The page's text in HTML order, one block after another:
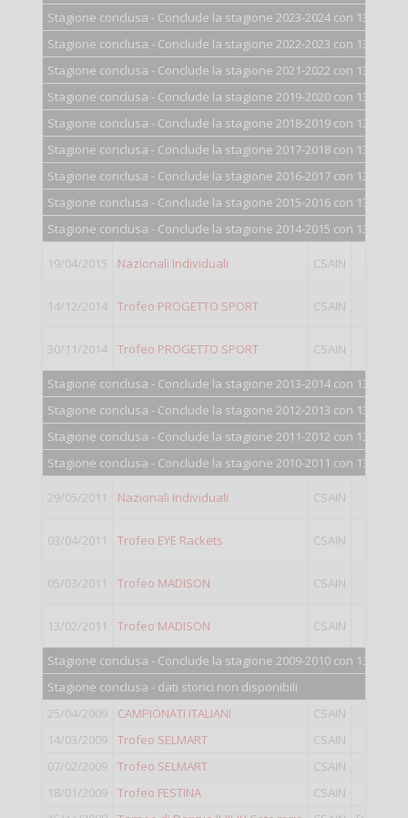
Stagione conclusa - Conclude la stagione 2023-2024 con 1300
Stagione conclusa - Conclude la stagione 2022-2023 con 1300
Stagione conclusa - Conclude la stagione 2021-2022 con 1300
Stagione conclusa - Conclude la stagione 2019-2020 con 1300
Stagione conclusa - Conclude la stagione 2018-2019 con 1300
Stagione conclusa - Conclude la stagione 2017-2018 con 1301
Stagione conclusa - Conclude la stagione 2016-2017 con 1302
Stagione conclusa - Conclude la stagione 2015-2016 con 1306
Stagione conclusa - Conclude la stagione 2014-2015 con 1319
19/04/2015 Nazionali Individuali CSAIN
14/12/2014 Trofeo PROGETTO SPORT CSAIN
30/11/2014 Trofeo PROGETTO SPORT CSAIN
Stagione conclusa - Conclude la stagione 2013-2014 con 1303
Stagione conclusa - Conclude la stagione 2012-2013 con 1309
Stagione conclusa - Conclude la stagione 2011-2012 con 1327
Stagione conclusa - Conclude la stagione 2010-2011 con 1354
29/05/2011 Nazionali Individuali CSAIN
03/04/2011 Trofeo EYE Rackets CSAIN
05/03/2011 Trofeo MADISON CSAIN
13/02/2011 Trofeo MADISON CSAIN
Stagione conclusa - Conclude la stagione 2009-2010 con 1330
Stagione conclusa - dati storici non disponibili
25/04/2009
CAMPIONATI ITALIANI CSAIN
14/03/2009
Trofeo SELMART CSAIN
07/02/2009
Trofeo SELMART CSAIN
18/01/2009
Trofeo FESTINA CSAIN